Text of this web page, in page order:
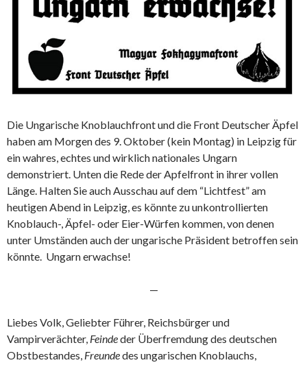
Die Ungarische Knoblauchfront und die Front Deutscher Äpfel
haben am Morgen des 9. Oktober (kein Montag) in Leipzig für
ein wahres, echtes und wirklich nationales Ungarn
demonstriert. Unten die Rede der Apfelfront in ihrer vollen
Länge. Halten Sie auch Ausschau auf dem “Lichtfest” am
heutigen Abend in Leipzig, es könnte zu unkontrollierten
Knoblauch-, Äpfel- oder Eier-Würfen kommen, von denen
unter Umständen auch der ungarische Präsident betroffen sein
könnte. Ungarn erwachse!
—
Liebes Volk, Geliebter Führer, Reichsbürger und
Vampirverächter, Feindeder Überfremdung des deutschen
Obstbestandes, Freundedes ungarischen Knoblauchs,